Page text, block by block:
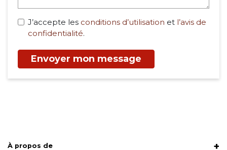
J’accepte les conditions d’utilisation et l’avis de
confidentialité.
Envoyer mon message
À propos de